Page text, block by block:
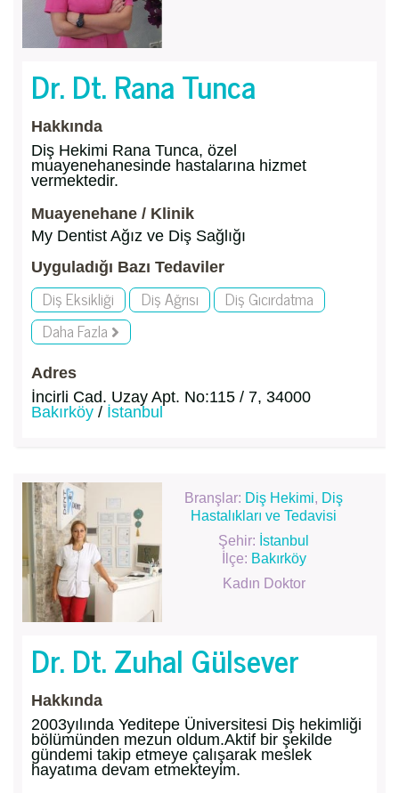
Dr. Dt. Rana Tunca
Hakkında
Diş Hekimi Rana Tunca, özel
muayenehanesinde hastalarına hizmet
vermektedir.
Muayenehane / Klinik
My Dentist Ağız ve Diş Sağlığı
Uyguladığı Bazı Tedaviler
Diş Eksikliği Diş Ağrısı
Diş Gıcırdatma
Daha Fazla
Adres
İncirli Cad. Uzay Apt. No:115 / 7, 34000
Bakırköy / İstanbul
Branşlar: Diş Hekimi, Diş
Hastalıkları ve Tedavisi
Şehir: İstanbul
İlçe: Bakırköy
Kadın Doktor
Dr. Dt. Zuhal Gülsever
Hakkında
2003yılında Yeditepe Üniversitesi Diş hekimliği
bölümünden mezun oldum.Aktif bir şekilde
gündemi takip etmeye çalışarak meslek
hayatıma devam etmekteyim.